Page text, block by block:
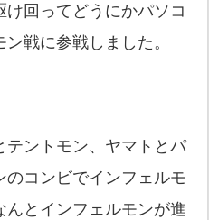
回ってどうにかパソコ
戦に参戦しました。
テントモン、ヤマトとパ
のコンビでインフェルモ
んとインフェルモンが進